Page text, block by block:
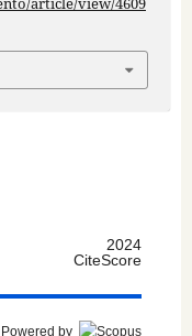
2024
CiteScore
Powered by